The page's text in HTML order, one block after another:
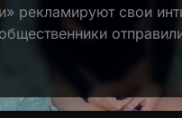
рекламируют свои